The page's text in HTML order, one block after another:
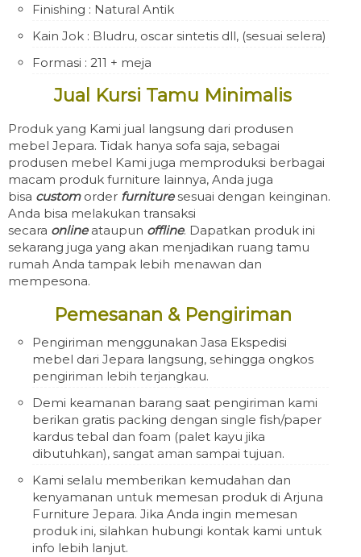
Finishing : Natural Antik
Kain Jok : Bludru, oscar sintetis dll, (sesuai selera)
Formasi : 211 + meja
Jual Kursi Tamu Minimalis
Produk yang Kami jual langsung dari produsen
mebel Jepara. Tidak hanya sofa saja, sebagai
produsen mebel Kami juga memproduksi berbagai
macam produk furniture lainnya, Anda juga
bisa customorder furnituresesuai dengan keinginan.
Anda bisa melakukan transaksi
secara online ataupun offline. Dapatkan produk ini
sekarang juga yang akan menjadikan ruang tamu
rumah Anda tampak lebih menawan dan
mempesona.
Pemesanan & Pengiriman
Pengiriman menggunakan Jasa Ekspedisi
mebel dari Jepara langsung, sehingga ongkos
pengiriman lebih terjangkau.
Demi keamanan barang saat pengiriman kami
berikan gratis packing dengan single fish/paper
kardus tebal dan foam (palet kayu jika
dibutuhkan), sangat aman sampai tujuan.
Kami selalu memberikan kemudahan dan
kenyamanan untuk memesan produk di Arjuna
Furniture Jepara. Jika Anda ingin memesan
produk ini, silahkan hubungi kontak kami untuk
info lebih lanjut.